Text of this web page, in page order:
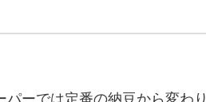
ーでは定番の納豆から変わ